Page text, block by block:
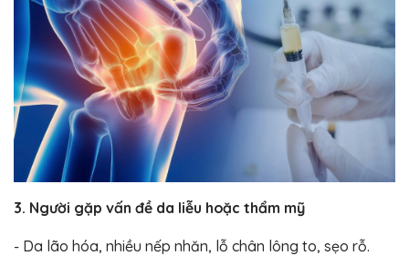
3. Người gặp vấn đề da liễu hoặc thẩm mỹ
- Da lão hóa, nhiều nếp nhăn, lỗ chân lông to, sẹo rỗ.